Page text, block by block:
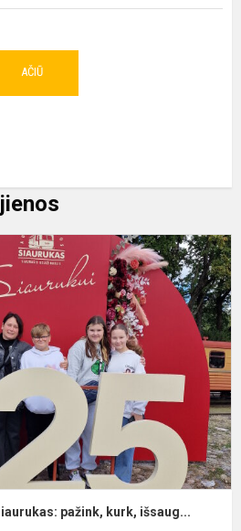
AČIŪ
pažink, kurk, išsaug...